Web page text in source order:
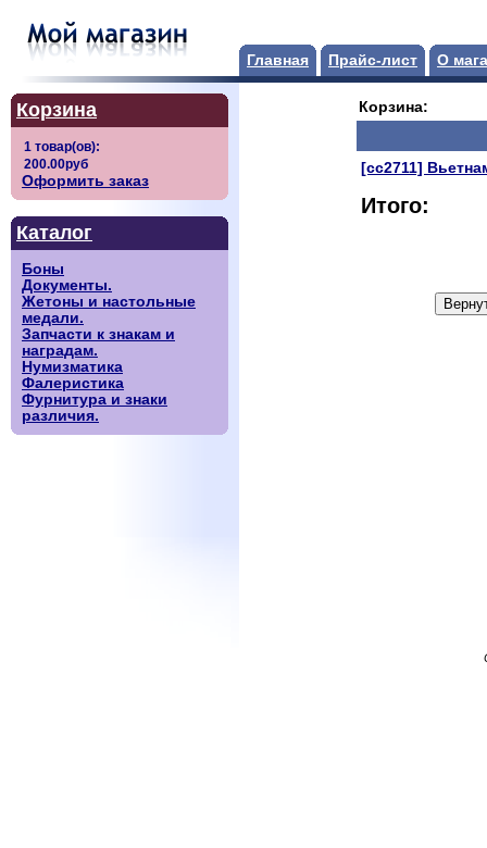
Главная Прайс-лист О
Корзина
Оформить заказ
Каталог
Боны
Документы.
Жетоны и настольные
медали.
Запчасти к знакам и
наградам.
Нумизматика
Фалеристика
Фурнитура и знаки
различия.
Корзина:
[сс2711]
Итого: